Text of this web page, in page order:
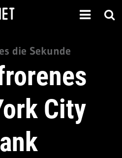
die Sekunde
City